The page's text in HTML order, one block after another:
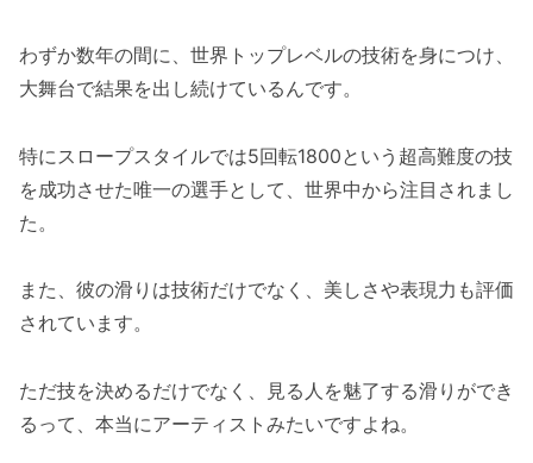
わずか数年の間に、世界トップレベルの技術を身につけ、
大舞台で結果を出し続けているんです。
特にスロープスタイルでは5回転1800という超高難度の技
を成功させた唯一の選手として、世界中から注目されまし
た。
また、彼の滑りは技術だけでなく、美しさや表現力も評価
されています。
ただ技を決めるだけでなく、見る人を魅了する滑りができ
るって、本当にアーティストみたいですよね。